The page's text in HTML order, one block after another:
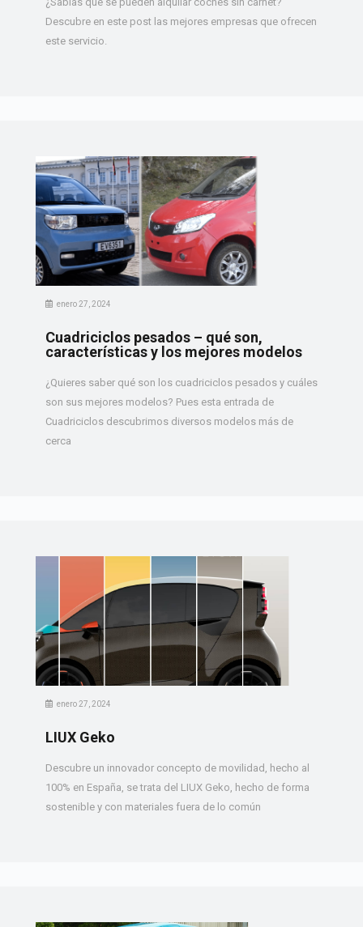
Descubre en este post las mejores empresas que ofrecen
este servicio.
enero 27, 2024
Cuadriciclos pesados – qué son,
características y los mejores modelos
¿Quieres saber qué son los cuadriciclos pesados y cuáles
son sus mejores modelos? Pues esta entrada de
Cuadriciclos descubrimos diversos modelos más de
cerca
enero 27, 2024
LIUX Geko
Descubre un innovador concepto de movilidad, hecho al
100% en España, se trata del LIUX Geko, hecho de forma
sostenible y con materiales fuera de lo común